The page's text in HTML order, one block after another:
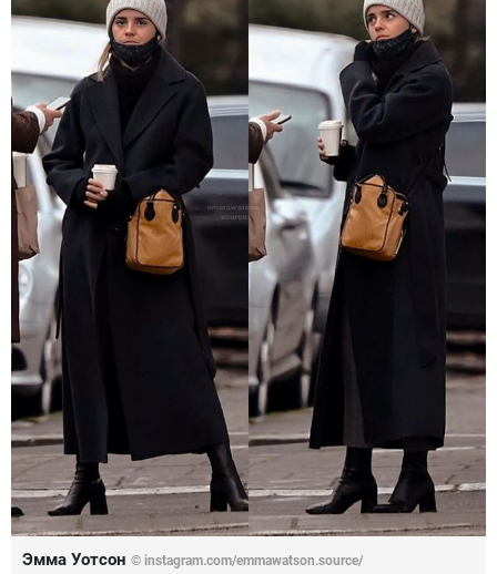
Эмма Уотсон © instagram.com/emmawatson.source/